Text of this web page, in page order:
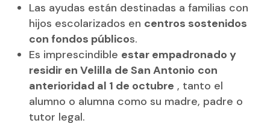
Las ayudas están destinadas a familias con
hijos escolarizados en centros sostenidos
con fondos públicos.
Es imprescindible estar empadronado y
residir en Velilla de San Antonio con
anterioridad al 1 de octubre , tanto el
alumno o alumna como su madre, padre o
tutor legal.